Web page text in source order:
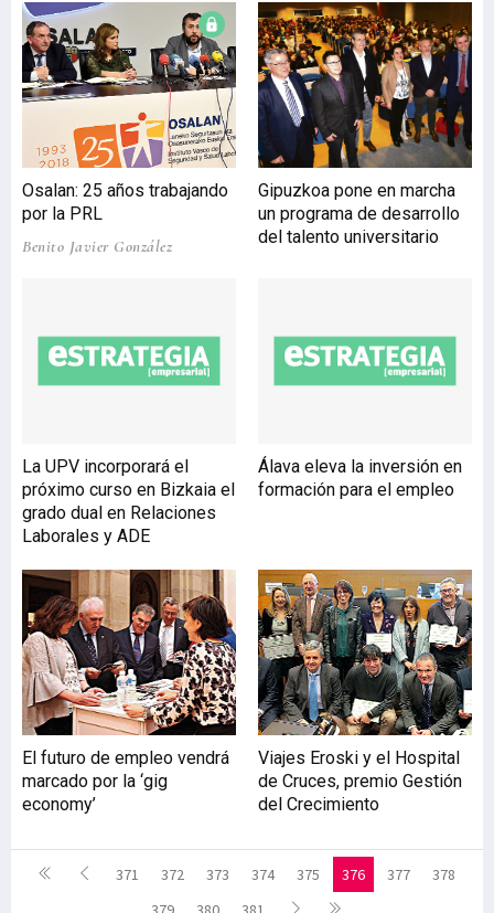
publicación el pasado 12
de marzo de la norma ISO
45001 finaliza una etapa
de cinco años en la que
más de un centenar de
expertos de 70 países han
consensuado la primera
norma internacional de
sistemas de gestión de
seguridad y salud en el
Osalan: 25 años trabajando
por la PRL
Benito Javier González
Gipuzkoa pone en marcha
un programa de desarrollo
del talento universitario
La UPV incorporará el
próximo curso en Bizkaia el
grado dual en Relaciones
Laborales y ADE
Álava eleva la inversión en
formación para el empleo
El futuro de empleo vendrá
marcado por la ‘gig
economy’
Viajes Eroski y el Hospital
de Cruces, premio Gestión
del Crecimiento
371 372 373 374 375 376 377
378